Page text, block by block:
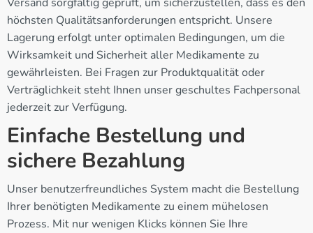
höchsten Qualitätsanforderungen entspricht. Unsere
Lagerung erfolgt unter optimalen Bedingungen, um die
Wirksamkeit und Sicherheit aller Medikamente zu
gewährleisten. Bei Fragen zur Produktqualität oder
Verträglichkeit steht Ihnen unser geschultes Fachpersonal
jederzeit zur Verfügung.
Einfache Bestellung und
sichere Bezahlung
Unser benutzerfreundliches System macht die Bestellung
Ihrer benötigten Medikamente zu einem mühelosen
Prozess. Mit nur wenigen Klicks können Sie Ihre